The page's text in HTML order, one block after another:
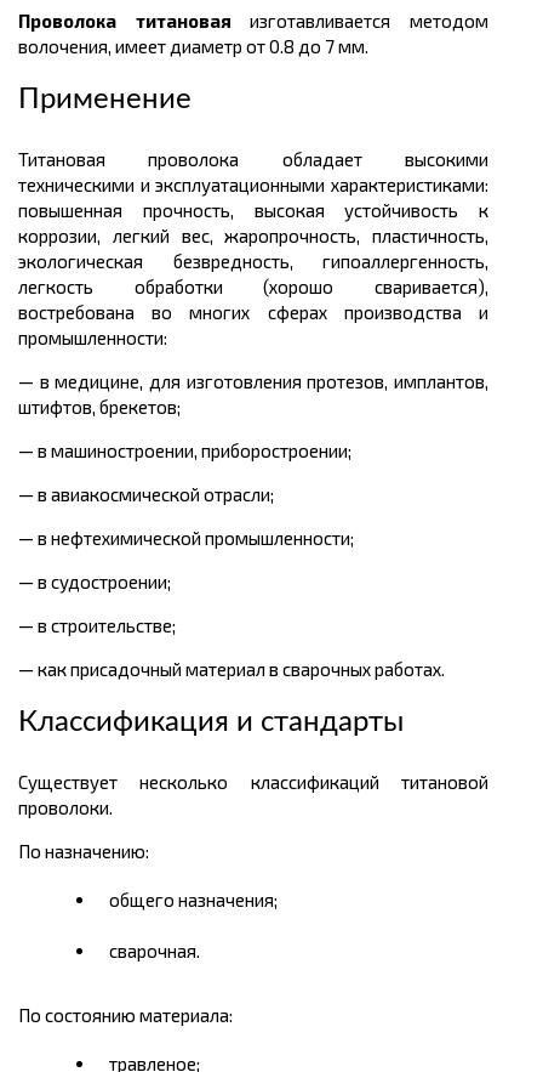
Проволока титановая изготавливается методом
волочения, имеет диаметр от 0.8 до 7 мм.
Применение
Титановая проволока обладает высокими
техническими и эксплуатационными характеристиками:
повышенная прочность, высокая устойчивость к
коррозии, легкий вес, жаропрочность, пластичность,
экологическая безвредность, гипоаллергенность,
легкость обработки (хорошо сваривается),
востребована во многих сферах производства и
промышленности:
— в медицине, для изготовления протезов, имплантов,
штифтов, брекетов;
— в машиностроении, приборостроении;
— в авиакосмической отрасли;
— в нефтехимической промышленности;
— в судостроении;
— в строительстве;
— как присадочный материал в сварочных работах.
Классификация и стандарты
Существует несколько классификаций титановой
проволоки.
По назначению:
общего назначения;
сварочная.
По состоянию материала:
травленое;